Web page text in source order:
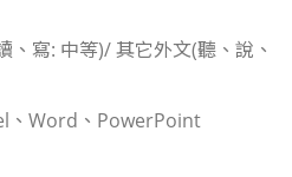
、寫: 中等)/ 其它外文(聽、說、
、Word、PowerPoint